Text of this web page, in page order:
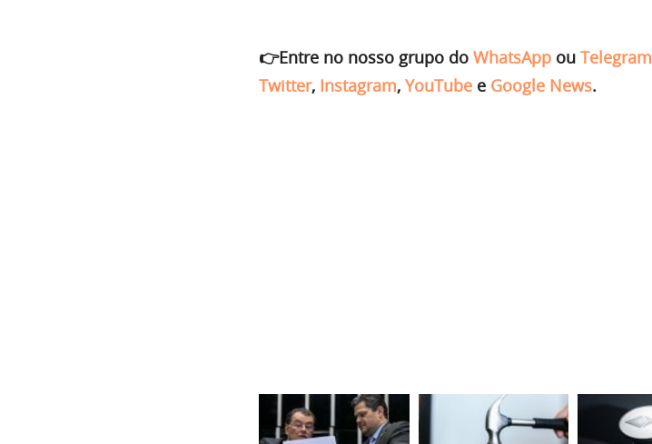
👉Entre no nosso grupo do WhatsApp ou Telegram
Twitter, Instagram, YouTube e Google News.